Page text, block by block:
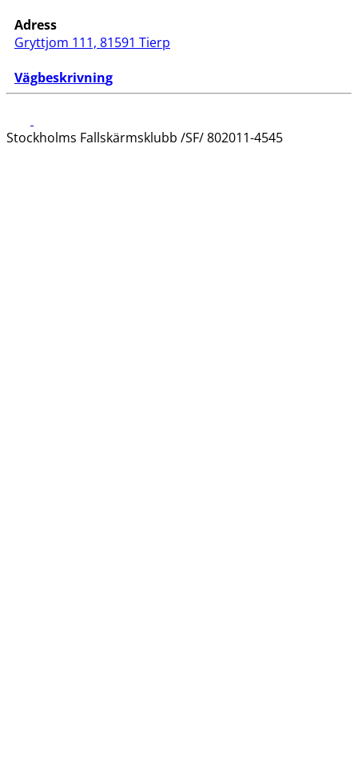
Adress
Gryttjom 111, 81591 Tierp
Vägbeskrivning
Stockholms Fallskärmsklubb /SF/ 802011-4545